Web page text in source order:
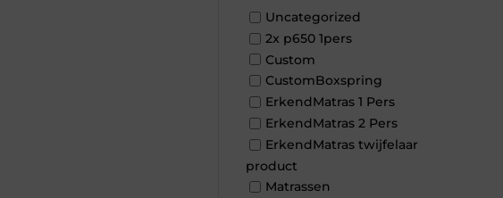
Uncategorized
2x p650 1pers
Custom
CustomBoxspring
ErkendMatras 1 Pers
ErkendMatras 2 Pers
ErkendMatras twijfelaar
product
Matrassen